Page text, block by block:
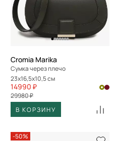
Cromia Marika
Сумка через плечо
23x16,5x10,5 см
14990 ₽
29980 ₽
В КОРЗИНУ
-50%